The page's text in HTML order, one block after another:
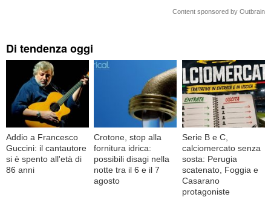
Content sponsored by Outbrain
Di tendenza oggi
Addio a Francesco
Guccini: il cantautore
si è spento all'età di
86 anni
Crotone, stop alla
fornitura idrica:
possibili disagi nella
notte tra il 6 e il 7
agosto
Serie B e C,
calciomercato senza
sosta: Perugia
scatenato, Foggia e
Casarano
protagoniste